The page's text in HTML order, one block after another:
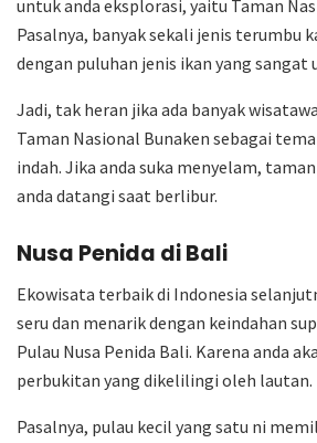
untuk anda eksplorasi, yaitu Taman
Pasalnya, banyak sekali jenis terumbu
dengan puluhan jenis ikan yang sangat
Jadi, tak heran jika ada banyak
Taman Nasional Bunaken sebagai
indah. Jika anda suka menyelam,
anda datangi saat berlibur.
Nusa Penida di Bali
Ekowisata terbaik di Indonesia
seru dan menarik dengan keindahan
Pulau Nusa Penida Bali. Karena anda
perbukitan yang dikelilingi oleh lautan.
Pasalnya, pulau kecil yang satu ni